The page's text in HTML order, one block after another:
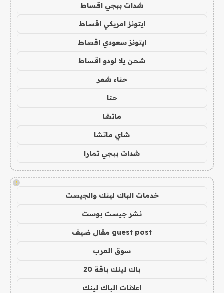
شدات ببجي اقساط
ايتونز امريكي اقساط
ايتونز سعودي اقساط
شحن يلا لودو اقساط
حناء شعر
حنا
ماتشا
شاي ماتشا
شدات ببجي تمارا
!
خدمات الباك لينك والجيست
نشر جيست بوست
guest post مقال ضيف
سوق العرب
باك لينك باقة 20
اعلانات الباك لينك